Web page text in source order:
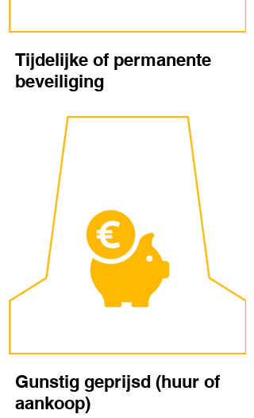
Tijdelijke of permanente
beveiliging
Gunstig geprijsd (huur of
aankoop)